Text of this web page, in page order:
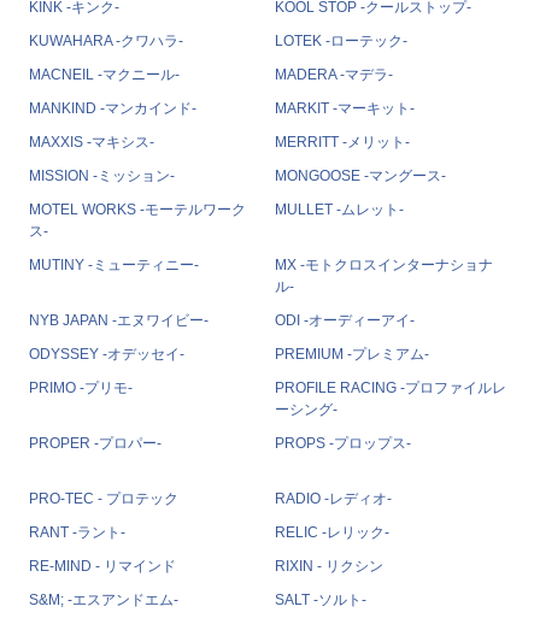
KINK -キンク-
KOOL STOP -クールストップ-
KUWAHARA -クワハラ-
LOTEK -ローテック-
MACNEIL -マクニール-
MADERA -マデラ-
MANKIND -マンカインド-
MARKIT -マーキット-
MAXXIS -マキシス-
MERRITT -メリット-
MISSION -ミッション-
MONGOOSE -マングース-
MOTEL WORKS -モーテルワーク
ス-
MULLET -ムレット-
MUTINY -ミューティニー-
MX -モトクロスインターナショナ
ル-
NYB JAPAN -エヌワイビー-
ODI -オーディーアイ-
ODYSSEY -オデッセイ-
PREMIUM -プレミアム-
PRIMO -プリモ-
PROFILE RACING -プロファイルレ
ーシング-
PROPER -プロパー-
PROPS -プロップス-
PRO-TEC - プロテック
RADIO -レディオ-
RANT -ラント-
RELIC -レリック-
RE-MIND - リマインド
RIXIN - リクシン
S&M; -エスアンドエム-
SALT -ソルト-